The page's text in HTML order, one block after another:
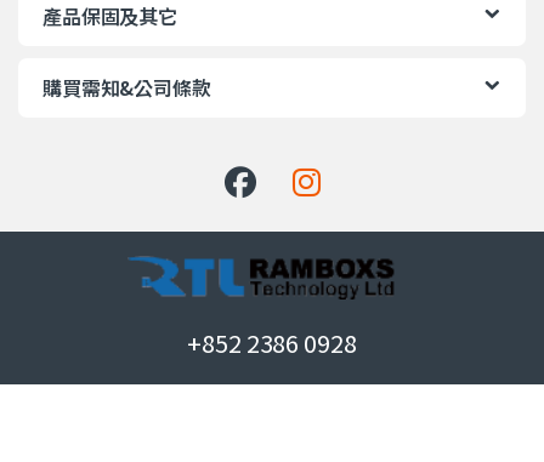
產品保固及其它
購買需知&公司條款
+852 2386 0928